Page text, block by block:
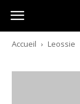
Australia-
australie.com
Accueil Leossie